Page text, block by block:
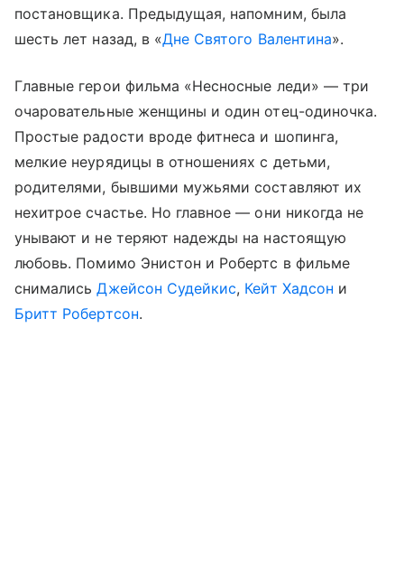
постановщика. Предыдущая, напомним, была
шесть лет назад, в «Дне Святого Валентина».
Главные герои фильма «Несносные леди» — три
очаровательные женщины и один отец-одиночка.
Простые радости вроде фитнеса и шопинга,
мелкие неурядицы в отношениях с детьми,
родителями, бывшими мужьями составляют их
нехитрое счастье. Но главное — они никогда не
унывают и не теряют надежды на настоящую
любовь. Помимо Энистон и Робертс в фильме
снималисьДжейсон Судейкис, Кейт Хадсон и
Бритт Робертсон.